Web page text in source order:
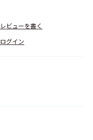
レビューを書く
ログイン